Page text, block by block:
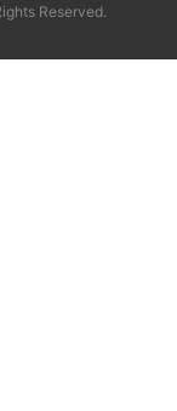
Reserved.